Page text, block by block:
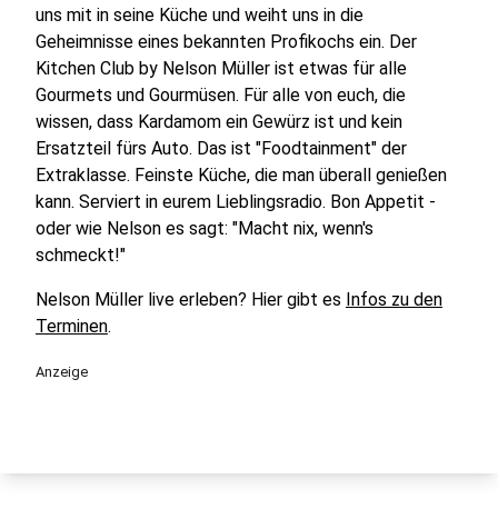
uns mit in seine Küche und weiht uns in die
Geheimnisse eines bekannten Profikochs ein. Der
Kitchen Club by Nelson Müller ist etwas für alle
Gourmets und Gourmüsen. Für alle von euch, die
wissen, dass Kardamom ein Gewürz ist und kein
Ersatzteil fürs Auto. Das ist "Foodtainment" der
Extraklasse. Feinste Küche, die man überall genießen
kann. Serviert in eurem Lieblingsradio. Bon Appetit -
oder wie Nelson es sagt: "Macht nix, wenn's
schmeckt!"
Nelson Müller live erleben? Hier gibt es Infos zu den
Terminen.
Anzeige